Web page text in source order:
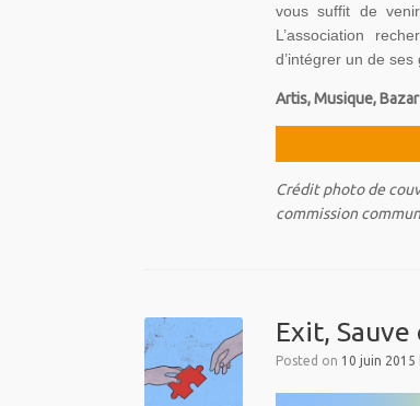
vous suffit de
L’association
d’intégrer un de
Artis, Musique,
Crédit photo de
commission
Exit,
Posted on 10 juin 2015